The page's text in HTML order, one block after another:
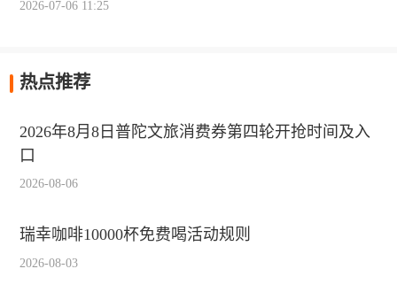
2026-07-06 11:25
热点推荐
2026年8月8日普陀文旅消费券第四轮开抢时间及入
口
2026-08-06
瑞幸咖啡10000杯免费喝活动规则
2026-08-03